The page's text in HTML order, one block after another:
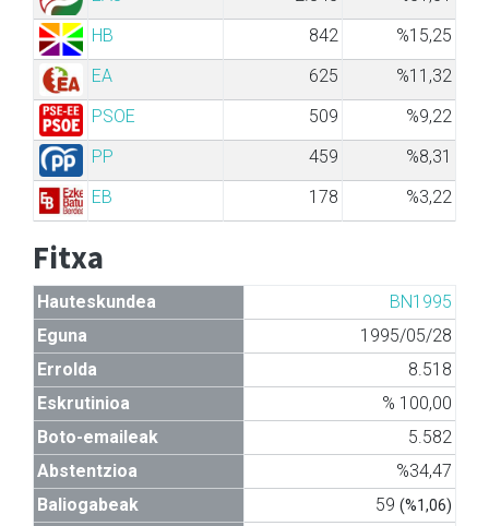
HB
842
%15,25
EA
625
%11,32
PSOE
509
%9,22
PP
459
%8,31
EB
178 %3,22
Fitxa
Hauteskundea
BN1995
Eguna
1995/05/28
Errolda
8.518
Eskrutinioa
% 100,00
Boto-emaileak
5.582
Abstentzioa
%34,47
Baliogabeak
59 (%1,06)